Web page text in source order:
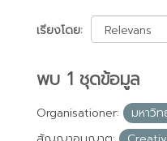
เรียงโดย
พบ 1 ชุดข้อมูล
Organisationer:
มหาวิ